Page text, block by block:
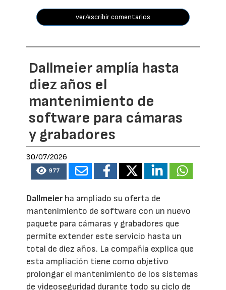
ver/escribir comentarios
Dallmeier amplía hasta
diez años el
mantenimiento de
software para cámaras
y grabadores
30/07/2026
977
Dallmeierha ampliado su oferta de
mantenimiento de software con un nuevo
paquete para cámaras y grabadores que
permite extender este servicio hasta un
total de diez años. La compañía explica que
esta ampliación tiene como objetivo
prolongar el mantenimiento de los sistemas
de videoseguridad durante todo su ciclo de